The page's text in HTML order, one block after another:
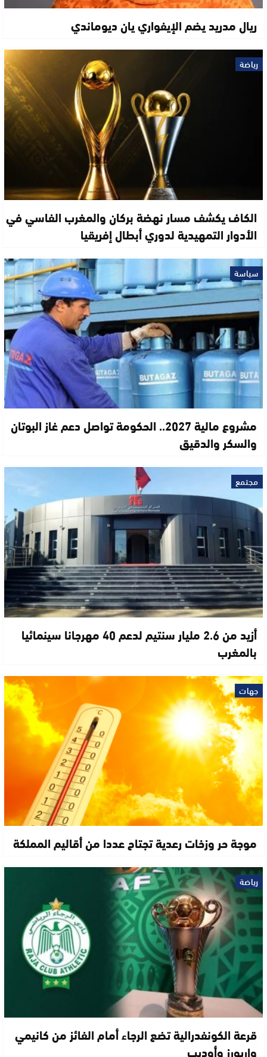
ريال مدريد يضم الإيفواري يان ديوماندي
رياضة
الكاف يكشف مسار نهضة بركان والمغرب الفاسي في
الأدوار التمهيدية لدوري أبطال إفريقيا
سياسة
مشروع مالية 2027.. الحكومة تواصل دعم غاز البوتان
والسكر والدقيق
مجتمع
أزيد من 2.6 مليار سنتيم لدعم 40 مهرجانا سينمائيا
بالمغرب
جهات
موجة حر وزخات رعدية تجتاح عددا من أقاليم المملكة
رياضة
قرعة الكونفدرالية تضع الرجاء أمام الفائز من كانيمي
واريورز وأوديب